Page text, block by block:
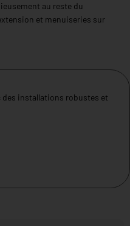
au reste du
et menuiseries sur
installations robustes et